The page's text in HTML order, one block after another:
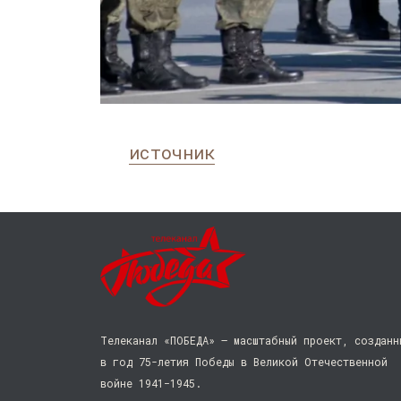
источник
Телеканал «ПОБЕДА» — масштабный проект,
в год 75-летия Победы в Великой Отечественной
войне 1941−1945.